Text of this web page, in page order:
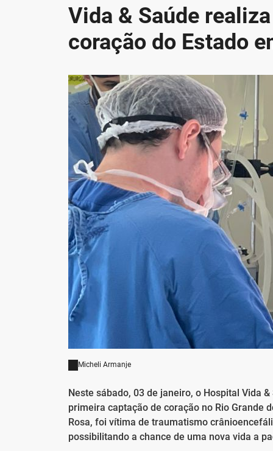
Vida & Saúde
coração do Estado
Micheli Armanje
Neste sábado, 03 de janeiro, o Hospital Vida
primeira captação de coração no Rio Grande
Rosa, foi vítima de traumatismo
possibilitando a chance de uma nova vida a